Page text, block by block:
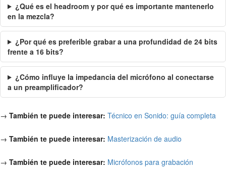
¿Qué es el headroom y por qué es importante mantenerlo
en la mezcla?
¿Por qué es preferible grabar a una profundidad de 24 bits
frente a 16 bits?
¿Cómo influye la impedancia del micrófono al conectarse
a un preamplificador?
→ También te puede interesar: Técnico en Sonido: guía completa
→ También te puede interesar: Masterización de audio
→ También te puede interesar: Micrófonos para grabación